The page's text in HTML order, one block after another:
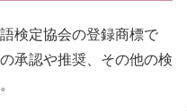
検定協会の登録商標で
承認や推奨、その他の検